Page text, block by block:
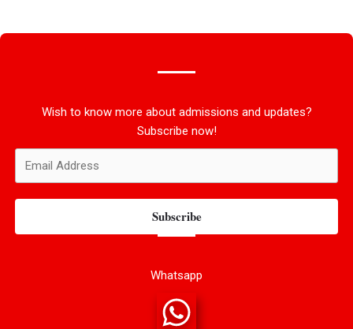
Wish to know more about admissions and updates?
Subscribe now!
Subscribe
Whatsapp